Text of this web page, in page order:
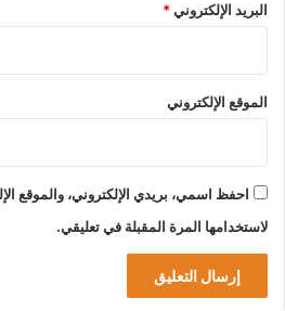
البريد الإلكتروني*
الموقع الإلكتروني
احفظ اسمي، بريدي الإلكتروني، والموقع
لاستخدامها المرة المقبلة في تعليقي.